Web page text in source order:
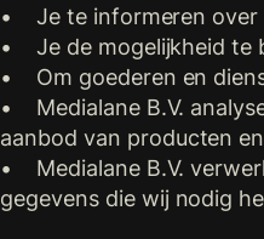
• Je te informeren over
• Je de mogelijkheid te
• Om goederen en
• Medialane B.V.
aanbod van producten
• Medialane B.V.
gegevens die wij nodig